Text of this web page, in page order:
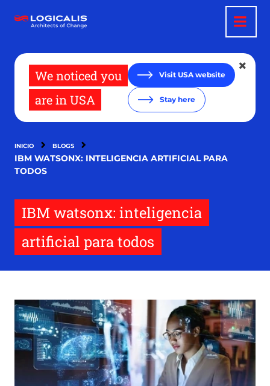
contenido
We noticed you
are in USA
Visit USA website
Stay here
INICIO BLOGS
IBM WATSONX: INTELIGENCIA ARTIFICIAL PARA
TODOS
IBM watsonx: inteligencia
artificial para todos